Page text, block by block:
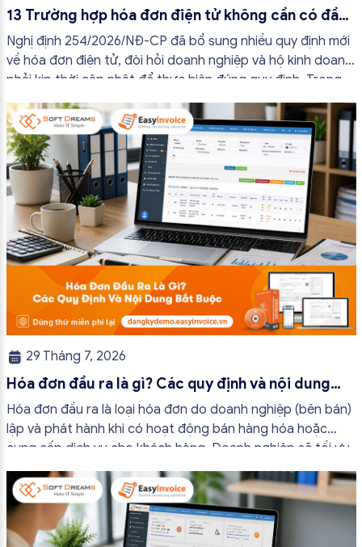
13 Trường hợp hóa đơn điện tử không cần có đầy
đủ nội dung từ 01/7/2026
Nghị định 254/2026/NĐ-CP đã bổ sung nhiều quy định mới
về hóa đơn điện tử, đòi hỏi doanh nghiệp và hộ kinh doanh
phải kịp thời cập nhật để thực hiện đúng quy định. Trong
bài viết này, hóa đơn điện tử EasyInvoice sẽ chia sẻ 13
trường hợp hóa đơn điện tử không cần […]
29 Tháng 7, 2026
Hóa đơn đầu ra là gì? Các quy định và nội dung
bắt buộc mới nhất
Hóa đơn đầu ra là loại hóa đơn do doanh nghiệp (bên bán)
lập và phát hành khi có hoạt động bán hàng hóa hoặc
cung cấp dịch vụ cho khách hàng. Doanh nghiệp sẽ tối ưu
quy trình vận hành và tránh được những án phạt hành
chính không đáng có nếu nắm rõ […]